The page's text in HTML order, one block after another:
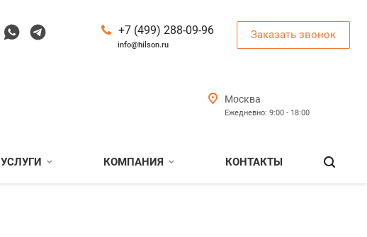
+7 (499) 288-09-96
info@hilson.ru
Заказать звонок
Москва
Ежедневно: 9:00 - 18:00
УСЛУГИ КОМПАНИЯ КОНТАКТЫ